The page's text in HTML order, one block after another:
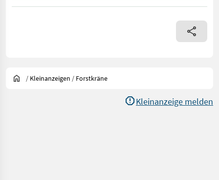
/ Kleinanzeigen / Forstkräne
Kleinanzeige melden